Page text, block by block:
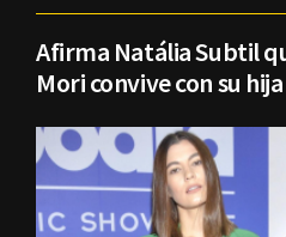
Afirma Natália Subtil
Mori convive con su